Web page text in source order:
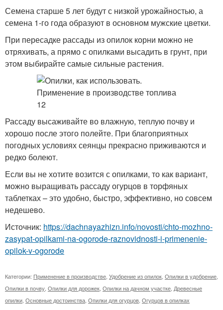
Семена старше 5 лет будут с низкой урожайностью, а
семена 1-го года образуют в основном мужские цветки.
При пересадке рассады из опилок корни можно не
отряхивать, а прямо с опилками высадить в грунт, при
этом выбирайте самые сильные растения.
Рассаду высаживайте во влажную, теплую почву и
хорошо после этого полейте. При благоприятных
погодных условиях сеянцы прекрасно приживаются и
редко болеют.
Если вы не хотите возится с опилками, то как вариант,
можно выращивать рассаду огурцов в торфяных
таблетках – это удобно, быстро, эффективно, но совсем
недешево.
Источник: https://dachnayazhizn.info/novosti/chto-mozhno-
zasypat-opilkami-na-ogorode-raznovidnosti-i-primenenie-
opilok-v-ogorode
Категории: Применение в производстве Удобрение из опилок Опилки в удобрение
Опилки в почву Опилки для дорожек Опилки на дачном участке Древесные
опилки Основные достоинства Опилки для огурцов Огурцов в опилках